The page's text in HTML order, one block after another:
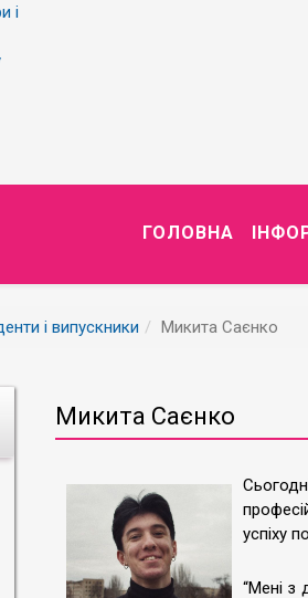
і
ГОЛОВНА
і випускники Микита Саєнко
Микита Саєнко
успіху
“Мені з